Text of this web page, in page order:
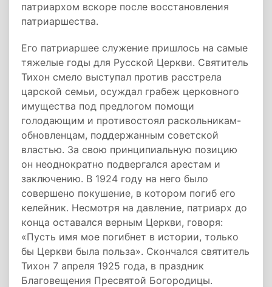
патриархом вскоре после восстановления
патриаршества.
Его патриаршее служение пришлось на самые
тяжелые годы для Русской Церкви. Святитель
Тихон смело выступал против расстрела
царской семьи, осуждал грабеж церковного
имущества под предлогом помощи
голодающим и противостоял раскольникам-
обновленцам, поддержанным советской
властью. За свою принципиальную позицию
он неоднократно подвергался арестам и
заключению. В 1924 году на него было
совершено покушение, в котором погиб его
келейник. Несмотря на давление, патриарх до
конца оставался верным Церкви, говоря:
«Пусть имя мое погибнет в истории, только
бы Церкви была польза». Скончался святитель
Тихон 7 апреля 1925 года, в праздник
Благовещения Пресвятой Богородицы.